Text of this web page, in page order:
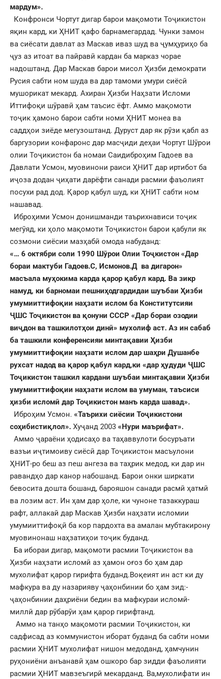
мардум».
Конфронси Чортут дигар барои мақомоти Тоҷикистон
яқин кард, ки ҲНИТ қафо барнамегардад. Чунки замон
ва сиёсати давлат аз Маскав иваз шуд ва ҷумҳуриҳо ба
ҷуз аз итоат ва пайравӣ кардан ба марказ чорае
надоштанд. Дар Маскав барои мисол Ҳизби демократи
Русия сабти ном шуда ва дар тамоми умури сиёсӣ
мушорикат мекард. Ахиран Ҳизби Наҳзати Исломи
Иттифоқи шӯравӣ ҳам таъсис ёфт. Аммо мақомоти
тоҷик ҳамоно барои сабти номи ҲНИТ монеа ва
саддҳои зиёде мегузоштанд. Дуруст дар як рӯзи қабл аз
баргузории конфаронс дар масҷиди деҳаи Чортут Шӯрои
олии Тоҷикистон ба номаи Саидиброҳим Гадоев ва
Давлати Усмон, муовинони раиси ҲНИТ дар иртибот ба
иҷоза додан ҷиҳати дарёфти санади расмии фаъолият
посухи рад дод. Қарор қабул шуд, ки ҲНИТ сабти ном
нашавад.
Иброҳими Усмон донишманди таърихнависи тоҷик
мегӯяд, ки ҳоло мақомоти Тоҷикистон барои қабули як
созмони сиёсии мазҳабӣ омода набуданд:
«… 6 октябри соли 1990 Шӯрои Олии Тоҷкистон «Дар
бораи мактуби Гадоев.С, Исмонов.Д ва дигарон»
масъала муҳокима карда қарор қабул кард. Ва зикр
намуд, ки барномаи пешниҳодгардидаи шуъбаи Ҳизби
умумииттифоқии наҳзати ислом ба Конститутсияи
ҶШС Тоҷикистон ва қонуни СССР «Дар бораи озодии
виҷдон ва ташкилотҳои динӣ» мухолиф аст. Аз ин сабаб
ба ташкили конференсияи минтақавии Ҳизби
умумииттифоқии наҳзати ислом дар шаҳри Душанбе
рухсат надод ва қарор қабул кард,ки «дар ҳудуди ҶШС
Тоҷикистон ташкил кардани шуъбаи минтақавии Ҳизби
умумииттифоқии наҳзати ислом ва умуман, таъсиси
ҳизби исломӣ дар Тоҷикистон манъ карда шавад».
Иброҳим Усмон. «Таърихи сиёсии Тоҷикистони
соҳибистиқлол». Хуҷанд 2003 «Нури маърифат».
Аммо ҷараёни ҳодисаҳо ва таҳаввулоти босуръати
вазъи иҷтимоиву сиёсӣ дар Тоҷикистон масъулони
ҲНИТ-ро беш аз пеш ангеза ва таҳрик медод, ки дар ин
равандҳо дар канор набошанд. Барои онки ширкати
бевосита дошта бошанд, барояшон санади расмӣ ҳатмӣ
ва лозим аст. Ин ҳам дар ҳоле, ки чуноне тазаккураш
рафт, аллакай дар Маскав Ҳизби наҳзати исломии
умумииттифоқӣ ба кор пардохта ва амалан мубтакирону
муовинонаш наҳзатиҳои тоҷик буданд.
Ба ибораи дигар, мақомоти расмии Тоҷикистон ва
Ҳизби наҳзати исломӣ аз ҳамон оғоз бо ҳам дар
мухолифат қарор гирифта буданд.Воқеият ин аст ки ду
мафкура ва ду назарияву ҷаҳонбинии бо ҳам зид:-
ҷаҳонбинии даҳриёни бедин ва мафкураи исломӣ-
миллӣ дар рӯбарӯи ҳам қарор гирифтанд.
Аммо на танҳо мақомоти расмии Тоҷикистон, ки
садфисад аз коммунистон иборат буданд ба сабти номи
расмии ҲНИТ мухолифат нишон медоданд, ҳамчунин
руҳониёни анъанавӣ ҳам ошкоро бар зидди фаъолияти
расмии ҲНИТ мавзеъгирӣ мекарданд. Ва,мухолифати ин